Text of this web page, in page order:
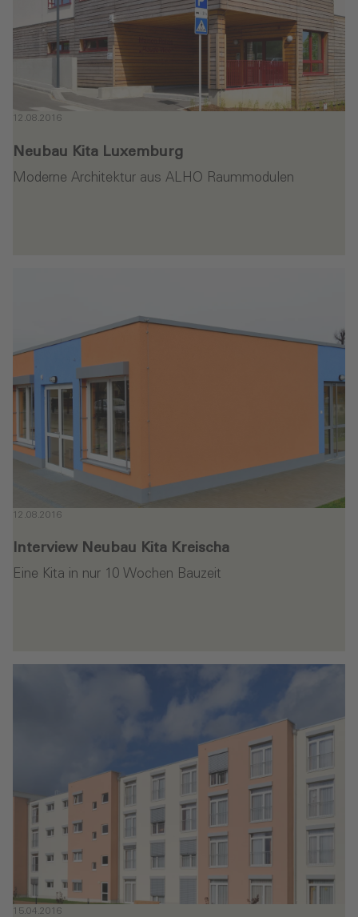
12.08.2016
Neubau Kita Luxemburg
Moderne Architektur aus ALHO Raummodulen
12.08.2016
Interview Neubau Kita Kreischa‎
Eine Kita in nur 10 Wochen Bauzeit
15.04.2016